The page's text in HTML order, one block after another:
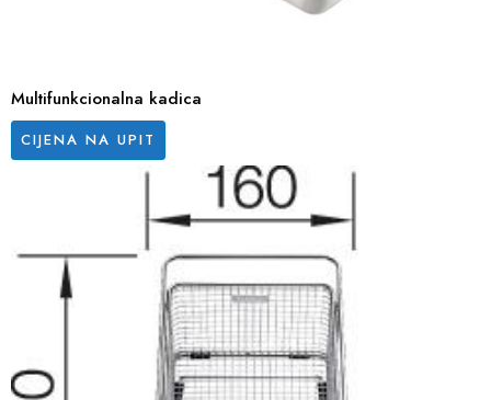
Multifunkcionalna kadica
CIJENA NA UPIT